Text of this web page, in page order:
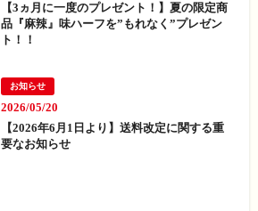
【3ヵ月に一度のプレゼント！】夏の限定商
品『麻辣』味ハーフを”もれなく”プレゼン
ト！！
お知らせ
2026/05/20
【2026年6月1日より】送料改定に関する重
要なお知らせ